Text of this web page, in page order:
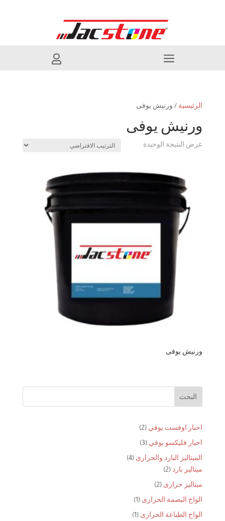
a

الرئيسية / ورنيش يوفى
ورنيش يوفى
عرض النتيجة الوحيدة
ورنيش يوفى
البحث
احبار اوفست يوفي 2
2
منتجات
احبار فليكسو يوفي 3
3
منتجاتالميتاليز البارد والحرارى 4
4
ميتاليز بارد 2
2
منتجات ميتاليز حرارى 2
2
منتجات
الواح البصمة الحرارى 1
منتج الواح الطباعة الحرارى 1